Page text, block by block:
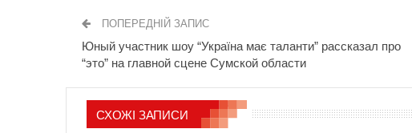
ПОПЕРЕДНІЙ ЗАПИС
Юный участник шоу “Україна має таланти” рассказал про
“это” на главной сцене Сумской области
СХОЖІ ЗАПИСИ